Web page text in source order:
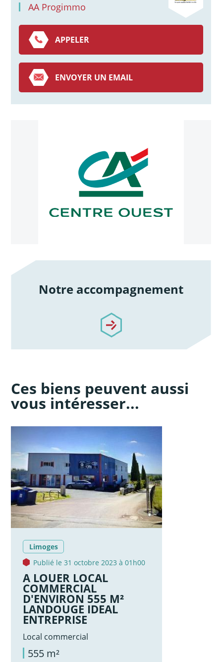
AA Progimmo
APPELER
ENVOYER UN EMAIL
Notre accompagnement
/notre-accompagnement
Ces biens peuvent aussi
vous intéresser...
Limoges
Publié le 31 octobre 2023 à 01h00
A LOUER LOCAL
COMMERCIAL
D'ENVIRON 555 M²
LANDOUGE IDEAL
ENTREPRISE
Local commercial
555 m²